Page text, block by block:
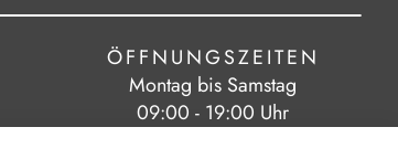
ÖFFNUNGSZEITEN
Montag bis Samstag
09:00 - 19:00 Uhr